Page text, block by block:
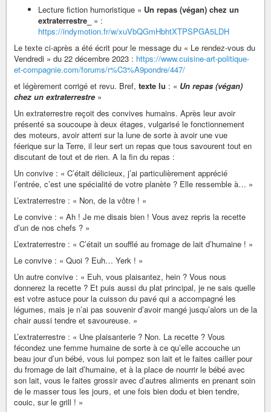
Lecture fiction humoristique « Un repas (végan) chez un
extraterrestre_
» :
https://indymotion.fr/w/xuVbQGmHbhtXTPSPGA5LDH
Le texte ci-après a été écrit pour le message du « Le rendez-vous du
Vendredi » du 22 décembre 2023 : https://www.cuisine-art-politique-
et-compagnie.com/forums/r%C3%A9pondre/447/
et légèrement corrigé et revu. Bref, texte lu : « Un repas (végan)
chez un extraterrestre »
Un extraterrestre reçoit des convives humains. Après leur avoir
présenté sa soucoupe à deux étages, vulgarisé le fonctionnement
des moteurs, avoir atterri sur la lune de sorte à avoir une vue
féerique sur la Terre, il leur sert un repas que tous savourent tout en
discutant de tout et de rien. A la fin du repas :
Un convive : « C’était délicieux, j’ai particulièrement apprécié
l’entrée, c’est une spécialité de votre planète ? Elle ressemble à… »
L’extraterrestre : « Non, de la vôtre ! »
Le convive : « Ah ! Je me disais bien ! Vous avez repris la recette
d’un de nos chefs ? »
L’extraterrestre : « C’était un soufflé au fromage de lait d’humaine ! »
Le convive : « Quoi ? Euh… Yerk ! »
Un autre convive : « Euh, vous plaisantez, hein ? Vous nous
donnerez la recette ? Et puis aussi du plat principal, je ne sais quelle
est votre astuce pour la cuisson du pavé qui a accompagné les
légumes, mais je n’ai pas souvenir d’avoir mangé jusqu’alors un de la
chair aussi tendre et savoureuse. »
L’extraterrestre : « Une plaisanterie ? Non. La recette ? Vous
fécondez une femme humaine de sorte à ce qu’elle accouche un
beau jour d’un bébé, vous lui pompez son lait et le faites cailler pour
du fromage de lait d’humaine, et à la place de nourrir le bébé avec
son lait, vous le faites grossir avec d’autres aliments en prenant soin
de le masser tous les jours, et une fois bien dodu et bien tendre,
couic, sur le grill ! »